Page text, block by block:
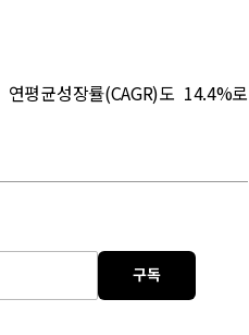
평균성장률(CAGR)도 14.4%로
구독